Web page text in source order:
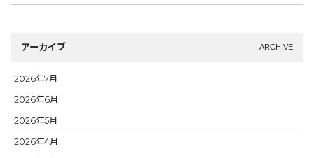
アーカイブ ARCHIVE
2026年7月
2026年6月
2026年5月
2026年4月